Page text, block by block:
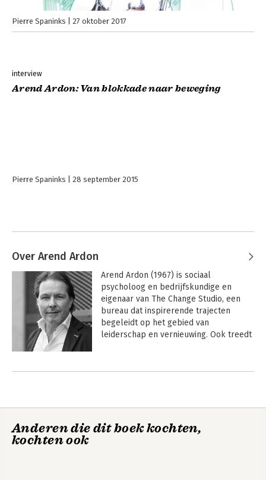
Pierre Spaninks 27 oktober 2017
interview
Arend Ardon: Van blokkade naar beweging
Pierre Spaninks 28 september 2015
Over Arend Ardon
Arend Ardon (1967) is sociaal
psycholoog en bedrijfskundige en
eigenaar van The Change Studio, een
bureau dat inspirerende trajecten
begeleidt op het gebied van
leiderschap en vernieuwing. Ook treedt
schools verbonden.
schools, onder meer als kerndocent
Economics van de Maastricht University.
Andere boeken door Arend Ardon
Anderen die dit boek kochten,
kochten ook